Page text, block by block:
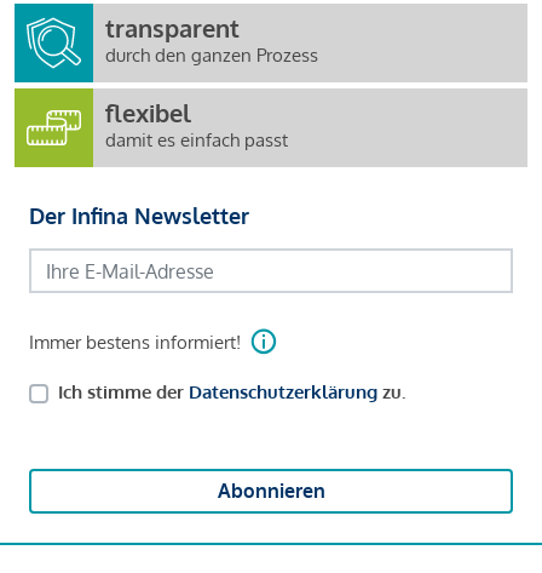
transparent
durch den ganzen Prozess
flexibel
damit es einfach passt
Der Infina Newsletter
Immer bestens informiert!
Ich stimme der Datenschutzerklärung zu.
Abonnieren